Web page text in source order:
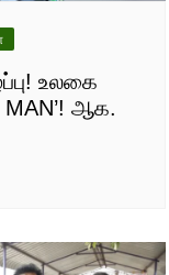
உலகை
MAN’! ஆக.